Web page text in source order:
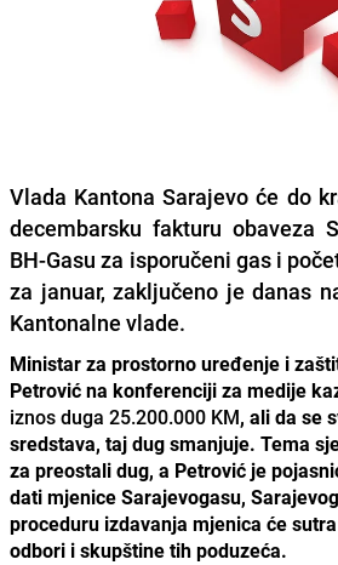
Vlada Kantona Sarajevo će do
decembarsku fakturu obaveza
BH-Gasu za isporučeni gas i
za januar, zaključeno je danas
Kantonalne vlade.
Ministar za prostorno uređenje i
Petrović na konferenciji za medije
iznos duga 25.200.000 KM, ali da se
sredstava, taj dug smanjuje. Tema
za preostali dug, a Petrović je
dati mjenice Sarajevogasu,
proceduru izdavanja mjenica će
odbori i skupštine tih poduzeća.